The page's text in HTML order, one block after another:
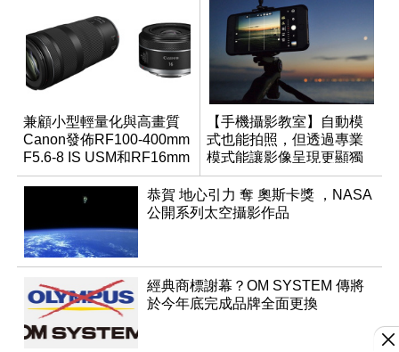
兼顧小型輕量化與高畫質
Canon發佈RF100-400mm
F5.6-8 IS USM和RF16mm
F2.8 STM
【手機攝影教室】自動模
式也能拍照，但透過專業
模式能讓影像呈現更顯獨
特與個人風格
恭賀 地心引力 奪 奧斯卡獎 ，NASA
公開系列太空攝影作品
經典商標謝幕？OM SYSTEM 傳將
於今年底完成品牌全面更換